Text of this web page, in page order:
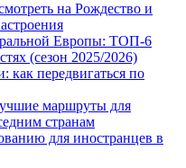
на Рождество и
Европы: ТОП-6
(сезон 2025/2026)
как передвигаться по
маршруты для
странам
для иностранцев в